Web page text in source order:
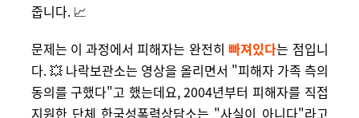
줍니다. 📈
문제는 이 과정에서 피해자는 완전히빠져있다는 점입니
다. 💥 나락보관소는 영상을 올리면서 "피해자 가족 측의
동의를 구했다"고 했는데요, 2004년부터 피해자를 직접
지원한 단체 한국성폭력상담소는 "사실이 아니다"라고